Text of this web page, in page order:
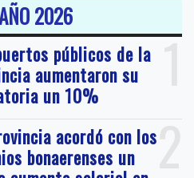
2026
1
públicos de la
aumentaron su
un 10%
2
acordó con los
bonaerenses un